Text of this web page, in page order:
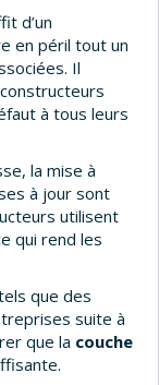
d’un
en péril tout un
Il
à tous leurs
la mise à
à jour sont
utilisent
qui rend les
que des
suite à
que la couche